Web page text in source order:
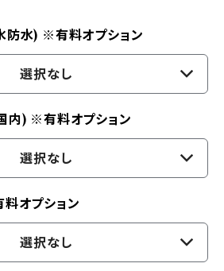
防水) ※有料オプション
選択なし
内) ※有料オプション
選択なし
料オプション
選択なし